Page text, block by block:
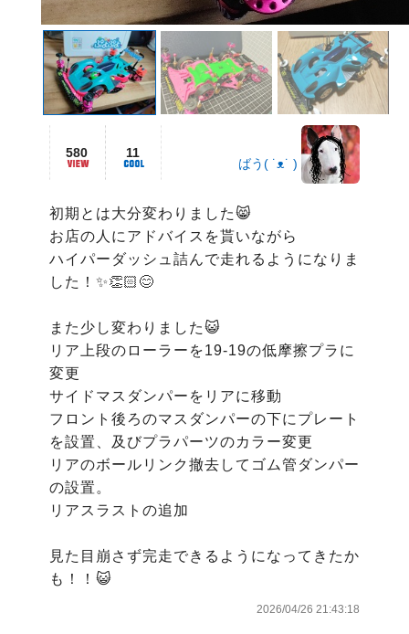
580 11
ばう( ˙ᴥ˙ )
初期とは大分変わりました😸
お店の人にアドバイスを貰いながら
ハイパーダッシュ詰んで走れるようになりま
した！✨👏🏻😊
また少し変わりました😺
リア上段のローラーを19-19の低摩擦プラに
変更
サイドマスダンパーをリアに移動
フロント後ろのマスダンパーの下にプレート
を設置、及びプラパーツのカラー変更
リアのボールリンク撤去してゴム管ダンパー
の設置。
リアスラストの追加
見た目崩さず完走できるようになってきたか
も！！😺
2026/04/26 21:43:18